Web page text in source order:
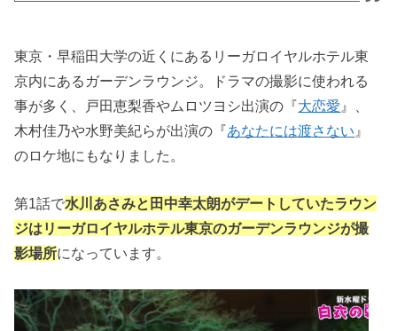
東京・早稲田大学の近くにあるリーガロイヤルホテル東
京内にあるガーデンラウンジ。ドラマの撮影に使われる
事が多く、戸田恵梨香やムロツヨシ出演の『大恋愛 』、
木村佳乃や水野美紀らが出演の『あなたには渡さない 』
のロケ地にもなりました。
第1話で水川あさみと田中幸太朗がデートしていたラウン
ジはリーガロイヤルホテル東京のガーデンラウンジが撮
影場所になっています。